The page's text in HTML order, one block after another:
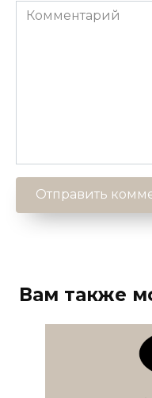
Комментарий
Вам также